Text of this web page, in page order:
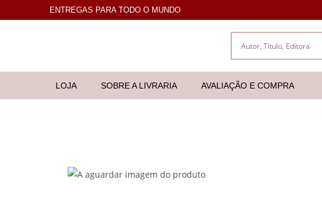
ENTREGAS PARA TODO O MUNDO
LOJA SOBRE A LIVRARIA AVALIAÇÃO E COMPRA